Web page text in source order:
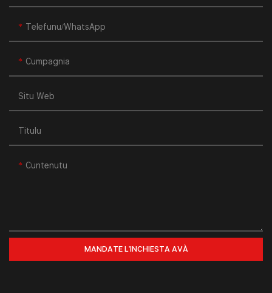
Telefunu/WhatsApp
Cumpagnia
Situ Web
Titulu
Cuntenutu
MANDATE L'INCHIESTA AVÀ